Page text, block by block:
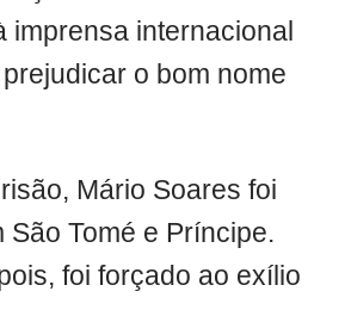
imprensa internacional
o bom nome
Mário Soares foi
São Tomé e Príncipe.
foi forçado ao exílio